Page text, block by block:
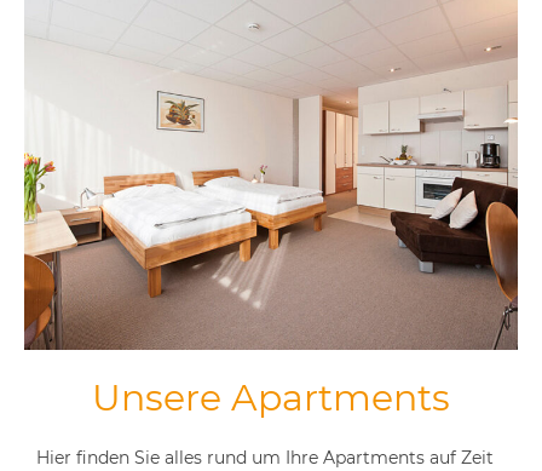
Unsere Apartments
Hier finden Sie alles rund um Ihre Apartments auf Zeit